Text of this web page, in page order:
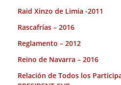
Raid Xinzo de Limia -2011
Rascafrías – 2016
Reglamento – 2012
Reino de Navarra – 2016
Relación de Todos los